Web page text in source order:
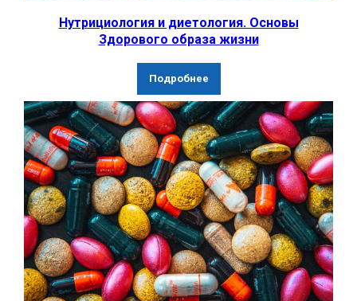
Нутрициология и диетология. Основы
Здорового образа жизни
Подробнее